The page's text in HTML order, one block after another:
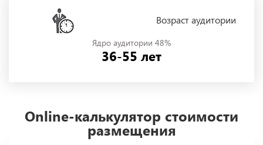
Возраст аудитории
Ядро аудитории 48%
36-55 лет
Online-калькулятор стоимости
размещения